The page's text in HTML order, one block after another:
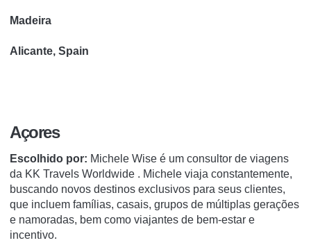
Madeira
Alicante, Spain
Açores
Escolhido por: Michele Wise é um consultor de viagens
da KK Travels Worldwide . Michele viaja constantemente,
buscando novos destinos exclusivos para seus clientes,
que incluem famílias, casais, grupos de múltiplas gerações
e namoradas, bem como viajantes de bem-estar e
incentivo.